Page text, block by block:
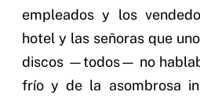
empleados y los
hotel y las señoras que
discos —todos— no
frío y de la asombrosa